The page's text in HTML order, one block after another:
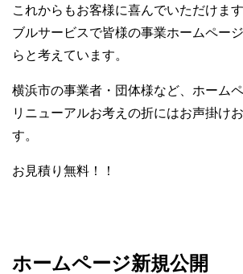
これからもお客様に喜んでいただけま
ブルサービスで皆様の事業ホームペー
らと考えています。
横浜市の事業者・団体様など、ホーム
リニューアルお考えの折にはお声掛け
す。
お見積り無料！！
ホームページ新規公開